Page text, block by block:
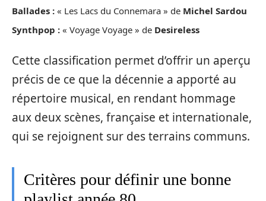
Ballades : « Les Lacs du Connemara » de Michel Sardou
Synthpop : « Voyage Voyage » de Desireless
Cette classification permet d’offrir un aperçu
précis de ce que la décennie a apporté au
répertoire musical, en rendant hommage
aux deux scènes, française et internationale,
qui se rejoignent sur des terrains communs.
Critères pour définir une bonne